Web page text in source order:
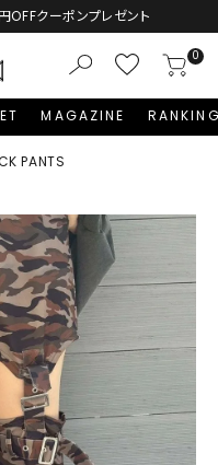
クーポンプレゼント
0
MAGAZINE
PANTS